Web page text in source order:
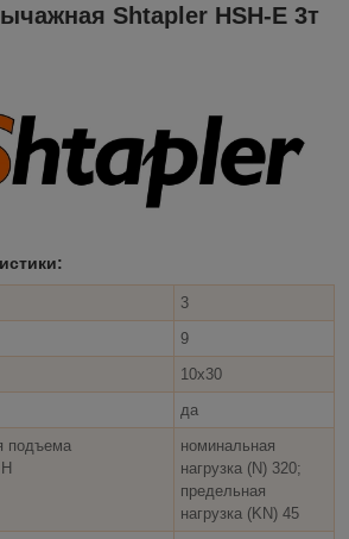
Shtapler HSH-E 3т
3
9
10х30
да
подъема
номинальная
нагрузка (N) 320;
предельная
нагрузка (KN) 45